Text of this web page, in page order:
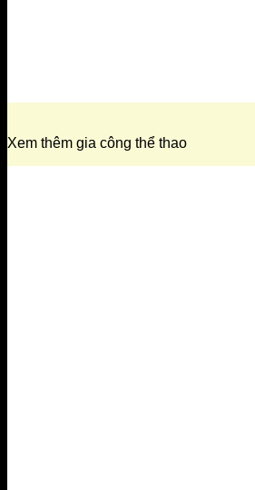
Xem thêm gia công thể thao